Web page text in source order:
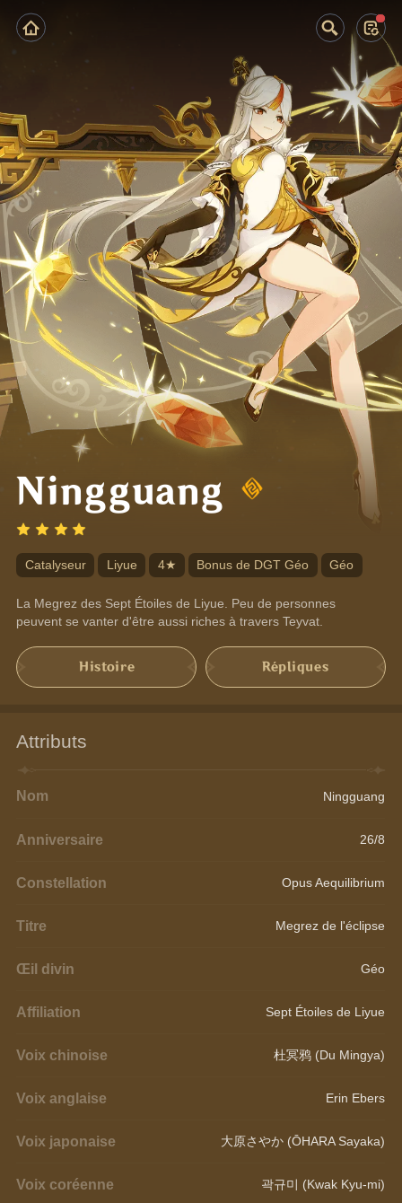
Ningguang
Catalyseur Liyue 4★ Bonus de DGT Géo Géo
La Megrez des Sept Étoiles de Liyue. Peu de personnes
peuvent se vanter d'être aussi riches à travers Teyvat.
Histoire Répliques
Attributs
Nom Ningguang
Anniversaire 26/8
Constellation Opus Aequilibrium
Titre Megrez de l'éclipse
Œil divin Géo
Affiliation Sept Étoiles de Liyue
Voix chinoise 杜冥鸦 (Du Mingya)
Voix anglaise Erin Ebers
Voix japonaise 大原さやか (ŌHARA Sayaka)
Voix coréenne 곽규미 (Kwak Kyu-mi)